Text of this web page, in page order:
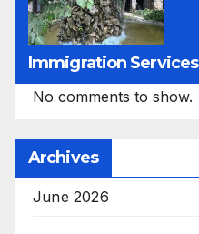
Immigration Services
No comments to show.
Archives
June 2026